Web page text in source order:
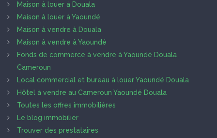
Maison à louer à Douala
Maison à louer à Yaoundé
Maison à vendre à Douala
Maison à vendre à Yaoundé
Fonds de commerce à vendre à Yaoundé Douala
Cameroun
Local commercial et bureau à louer Yaoundé Douala
Hôtel à vendre au Cameroun Yaoundé Douala
Toutes les offres immobilières
Le blog immobilier
Trouver des prestataires